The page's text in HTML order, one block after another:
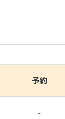
予約
-